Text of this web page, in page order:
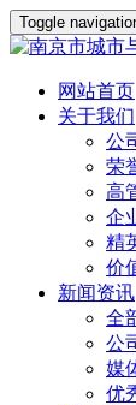
Toggle
网站首页
关于我们
公
荣
高
企
精
价
新闻资讯
全
公
媒
优